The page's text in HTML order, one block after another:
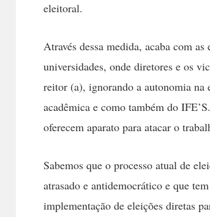
eleitoral.
Através dessa medida, acaba com
universidades, onde diretores e os
reitor (a), ignorando a autonomia na
acadêmica e como também do
oferecem aparato para atacar o
Sabemos que o processo atual de
atrasado e antidemocrático e que
implementação de eleições diretas